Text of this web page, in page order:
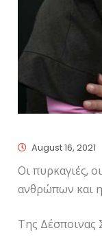
August 16, 2021
Οι πυρκαγιές,
ανθρώπων και
Της Δέσποινας